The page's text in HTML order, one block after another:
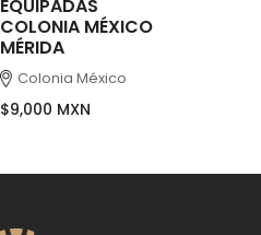
EQUIPADAS
COLONIA MÉXICO
MÉRIDA
Colonia México
$9,000 MXN